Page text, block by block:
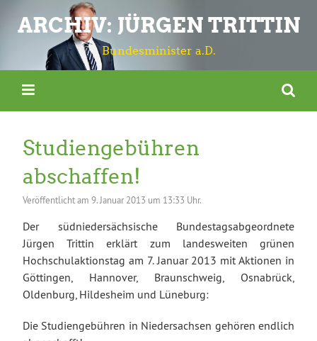
ARCHIV: JÜRGEN TRITTIN
Bundesminister a.D.
Studiengebühren
abschaffen!
Veröffentlicht am 9. Januar 2013 um 13:33 Uhr.
Der südniedersächsische Bundestagsabgeordnete
Jürgen Trittin erklärt zum landesweiten grünen
Hochschulaktionstag am 7. Januar 2013 mit Aktionen in
Göttingen, Hannover, Braunschweig, Osnabrück,
Oldenburg, Hildesheim und Lüneburg:
Die Studiengebühren in Niedersachsen gehören endlich